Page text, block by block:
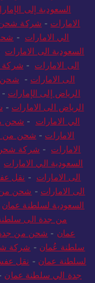
السعودية إلى
الامارات - شركة شحن
الي الامارات -
السعودية الى الامارات
الى الامارات - شركة
الى الامارات - شحن
الرياض إلى الإمارات -
الرياض الى الامارات -
الي الامارات - شحن
الامارات - شحن من
الامارات - شركة شحن
السعودية الي الامارات
الى الامارات - نقل
الى الامارات - شحن من
السعودية لسلطنة عمان
من جدة الى
عمان - شحن من
سلطنة عُمان - شركة
لسلطنة عمان - نقل
جدة الي سلطنة عمان